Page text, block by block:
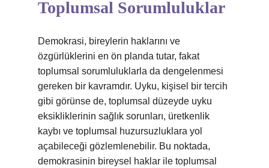
Toplumsal Sorumluluklar
Demokrasi, bireylerin haklarını ve
özgürlüklerini en ön planda tutar, fakat
toplumsal sorumluluklarla da dengelenmesi
gereken bir kavramdır. Uyku, kişisel bir tercih
gibi görünse de, toplumsal düzeyde uyku
eksikliklerinin sağlık sorunları, üretkenlik
kaybı ve toplumsal huzursuzluklara yol
açabileceği gözlemlenebilir. Bu noktada,
demokrasinin bireysel haklar ile toplumsal